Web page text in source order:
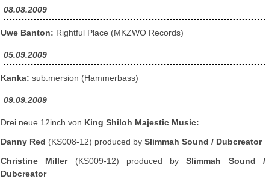
08.08.2009
Uwe Banton: Rightful Place (MKZWO Records)
05.09.2009
Kanka: sub.mersion (Hammerbass)
09.09.2009
Drei neue 12inch von King Shiloh Majestic Music:
Danny Red (KS008-12) produced by Slimmah Sound / Dubcreator
Christine Miller(KS009-12) produced bySlimmah Sound /
Dubcreator